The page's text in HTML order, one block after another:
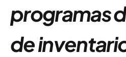
programas
de